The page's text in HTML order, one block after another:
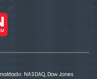
NASDAQ, Dow Jones